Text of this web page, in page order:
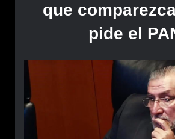
que
pide el